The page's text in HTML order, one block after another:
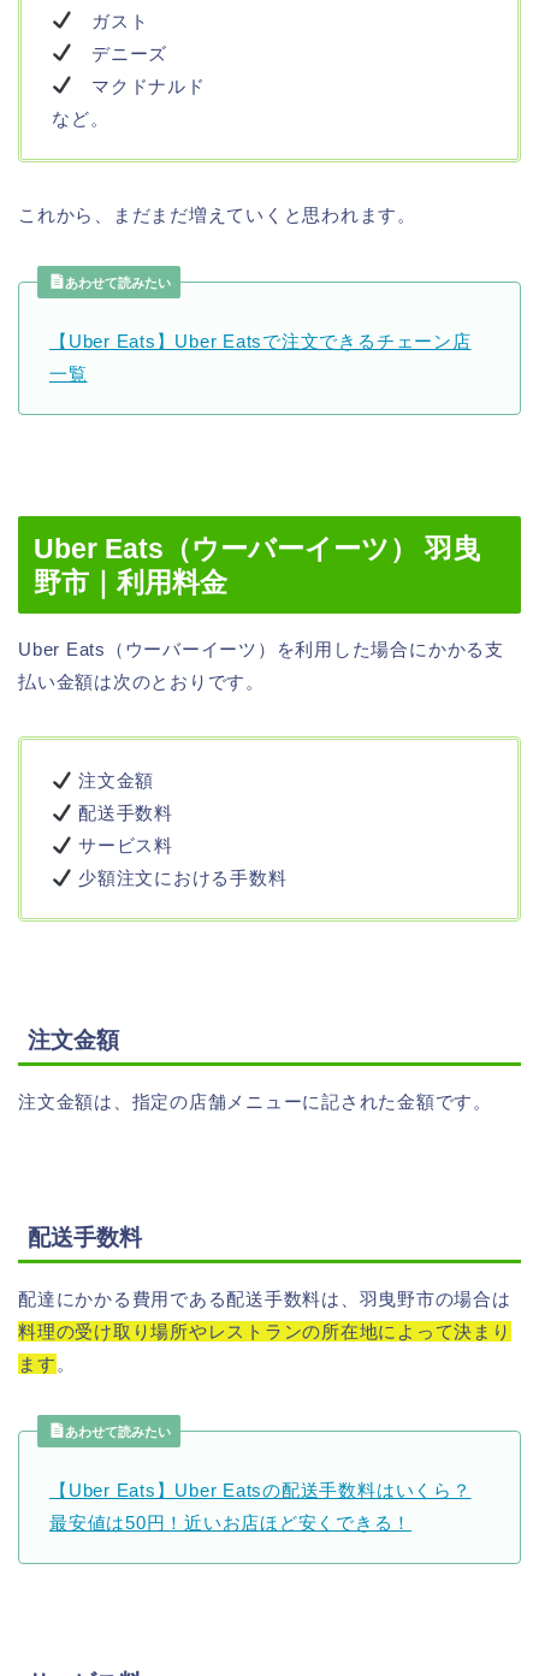
ガスト
デニーズ
マクドナルド
など。
これから、まだまだ増えていくと思われます。
あわせて読みたい
【Uber Eats】Uber Eatsで注文できるチェーン店
一覧
Uber Eats（ウーバーイーツ） 羽曳
野市｜利用料金
Uber Eats（ウーバーイーツ）を利用した場合にかかる支
払い金額は次のとおりです。
注文金額
配送手数料
サービス料
少額注文における手数料
注文金額
注文金額は、指定の店舗メニューに記された金額です。
配送手数料
配達にかかる費用である配送手数料は、羽曳野市の場合は
料理の受け取り場所やレストランの所在地によって決まり
ます 。
あわせて読みたい
【Uber Eats】Uber Eatsの配送手数料はいくら？
最安値は50円！近いお店ほど安くできる！